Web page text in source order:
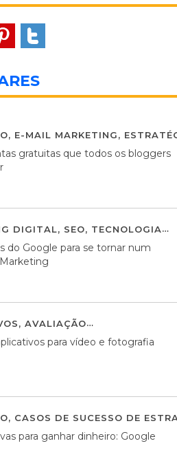
, E-MAIL MARKETING,
gratuitas que todos os bloggers
DIGITAL, SEO, TECNOLOGIA
do Google para se tornar num
, AVALIAÇÃO
para vídeo e fotografia
, CASOS DE SUCESSO DE
para ganhar dinheiro: Google